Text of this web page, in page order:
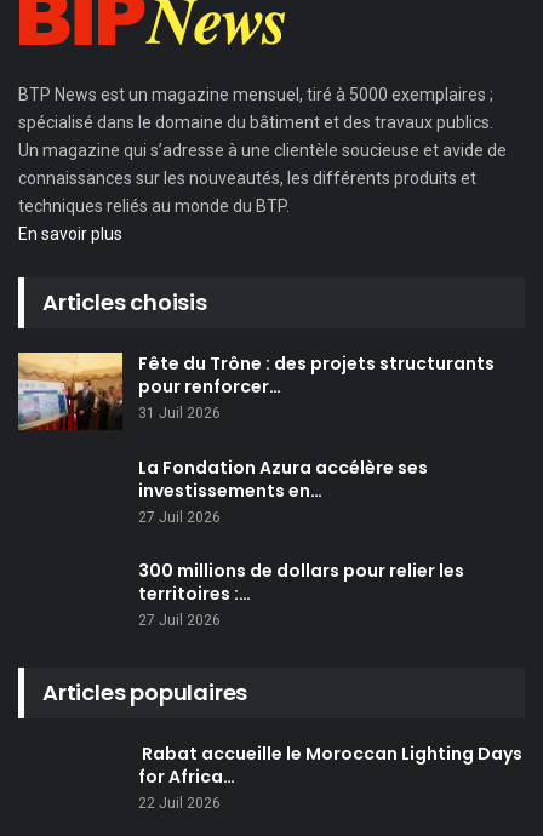
BTP News est un magazine mensuel, tiré à 5000 exemplaires ;
spécialisé dans le domaine du bâtiment et des travaux publics.
Un magazine qui s’adresse à une clientèle soucieuse et avide de
connaissances sur les nouveautés, les différents produits et
techniques reliés au monde du BTP.
En savoir plus
Articles choisis
Fête du Trône : des projets structurants
pour renforcer…
31 Juil 2026
La Fondation Azura accélère ses
investissements en…
27 Juil 2026
300 millions de dollars pour relier les
territoires :…
27 Juil 2026
Articles populaires
Rabat accueille le Moroccan Lighting Days
for Africa…
22 Juil 2026